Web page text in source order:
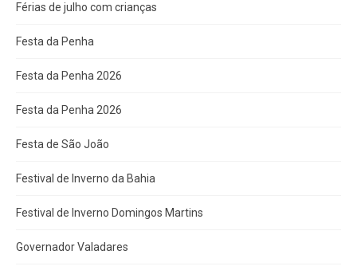
Férias de julho com crianças
Festa da Penha
Festa da Penha 2026
Festa da Penha 2026
Festa de São João
Festival de Inverno da Bahia
Festival de Inverno Domingos Martins
Governador Valadares